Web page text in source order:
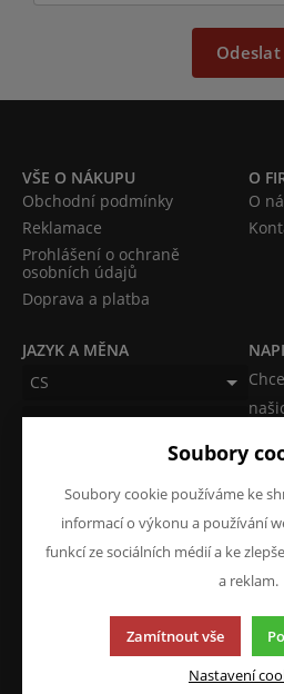
Odeslat
VŠE O NÁKUPU
Obchodní podmínky
Reklamace
Prohlášení o ochraně
osobních údajů
Doprava a platba
O
O
JAZYK A MĚNA
CS
CZK (Kč)
Tato stránka používá soubory
© 2013-2026 ATKM s.r.o.
Soubory
Soubory cookie používáme ke
informací o výkonu a používání
funkcí ze sociálních médií a ke
a reklam.
Zamítnout vše
Nastavení